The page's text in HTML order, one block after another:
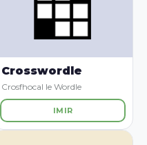
Crosswordle
Crosfhocal le Wordle
IMIR